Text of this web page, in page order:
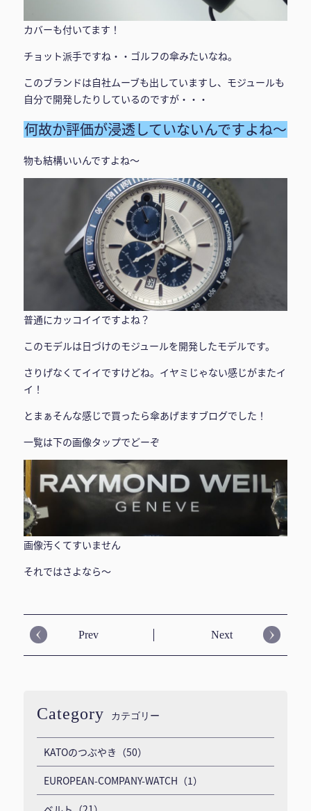
カバーも付いてます！
チョット派手ですね・・ゴルフの傘みたいなね。
このブランドは自社ムーブも出していますし、モジュールも
自分で開発したりしているのですが・・・
何故か評価が浸透していないんですよね〜
物も結構いいんですよね〜
普通にカッコイイですよね？
このモデルは日づけのモジュールを開発したモデルです。
さりげなくてイイですけどね。イヤミじゃない感じがまたイ
イ！
とまぁそんな感じで買ったら傘あげますブログでした！
一覧は下の画像タップでどーぞ
画像汚くてすいません
それではさよなら〜
Prev Next
Category カテゴリー
KATOのつぶやき（50）
EUROPEAN-COMPANY-WATCH（1）